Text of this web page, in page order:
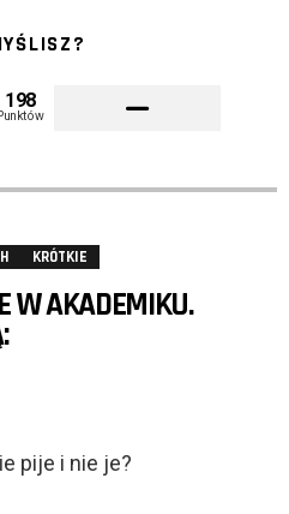
198
KRÓTKIE
W AKADEMIKU.
pije i nie je?